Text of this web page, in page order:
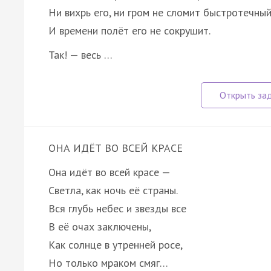
Ни вихрь его, ни гром не сломит
И времени полёт его не сокрушит.
Так! — весь …
ОНА ИДЁТ ВО ВСЕЙ КРАСЕ
Она идёт во всей красе —
Светла, как ночь её страны.
Вся глубь небес и звезды все
В её очах заключены,
Как солнце в утренней росе,
Но только мраком смяг…